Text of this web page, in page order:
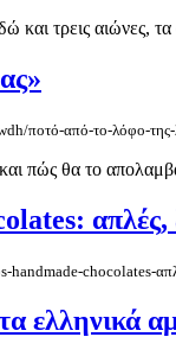
και τρεις αιώνες,
ποτό-από-το-λόφο-της-
πώς θα το
απλές,
chocolates-
ελληνικά